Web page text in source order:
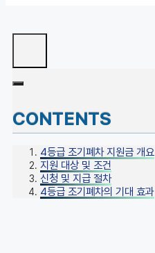
CONTENTS
4등급 조기폐차 지원금 개요
지원 대상 및 조건
신청 및 지급 절차
4등급 조기폐차의 기대 효과